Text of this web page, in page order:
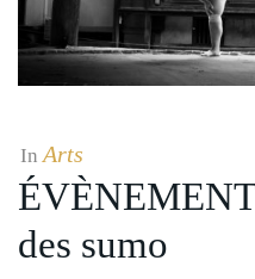
InArts
des sumo